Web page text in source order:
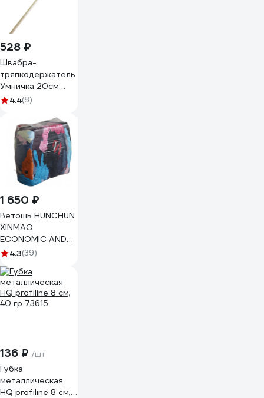
528 ₽
Швабра-
тряпкодержатель
Умничка 20см
MPG6160
4.4(8)
1 650 ₽
Ветошь HUNCHUN
XINMAO
ECONOMIC AND
TRADE CO., LTD
трикотаж, брикет
10 кг 3051250
4.3(39)
136 ₽ /шт
Губка
металлическая
HQ profiline 8 см,